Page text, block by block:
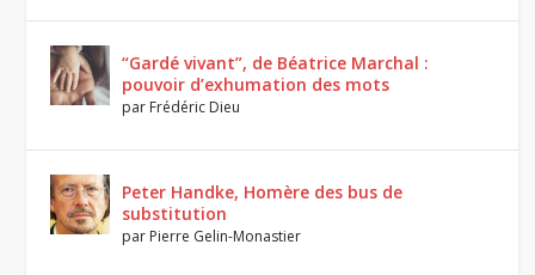
“Gardé vivant”, de Béatrice Marchal :
pouvoir d’exhumation des mots
par Frédéric Dieu
Peter Handke, Homère des bus de
substitution
par Pierre Gelin-Monastier